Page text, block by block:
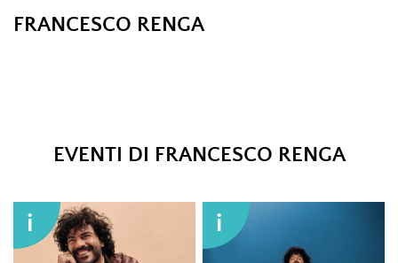
FRANCESCO RENGA
EVENTI DI FRANCESCO RENGA
i i